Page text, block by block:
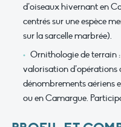
d’oiseaux hivernant en
centrés sur une espèce
sur la sarcelle marbrée).
Ornithologie de terrain
valorisation d’opérations
dénombrements aériens
ou en Camargue.